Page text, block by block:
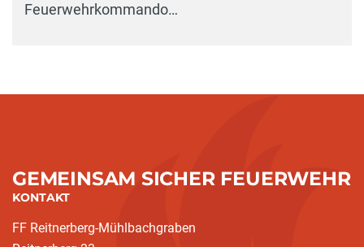
Feuerwehrkommando…
GEMEINSAM SICHER FEUERWEHR
KONTAKT
FF Reitnerberg-Mühlbachgraben